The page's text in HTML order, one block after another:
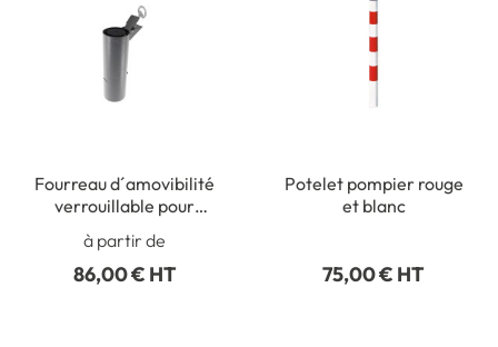
Fourreau d´amovibilité
verrouillable pour
potelets
à partir de
86,00 € HT
Potelet pompier rouge
et blanc
75,00 € HT